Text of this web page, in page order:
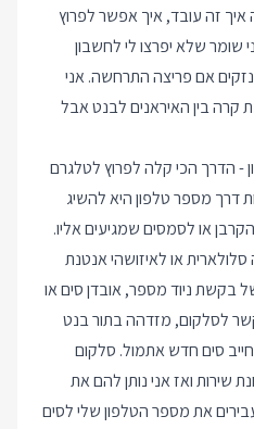
זה עובד, איך אפשר לפרוץ
שומר שלא יפרצו לי לחשבון
אם פריצה התרחשה. אני
קרה בין האיראנים לבנט אבל
- הדרך הכי קלה לפרוץ לטלגרם
דרך מספר טלפון היא להשיג
או לסמסים שמגיעים אליו.
או לאיזושהי אנטנת
בקשת ניוד מספר, אובדן סים או
לסלקום, מזדהה בתור בנט
חייב סים חדש אתמול. סלקום
שירות ואז אני נותן להם את
את מספר הטלפון שלי לסים